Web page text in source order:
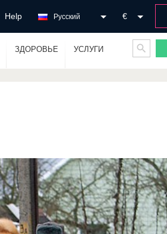
Help €
Русский
ЗДОРОВЬЕ УСЛУГИ